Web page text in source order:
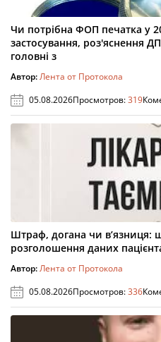
Чи потрібна ФОП печатка у
застосування, роз'яснення
головні з
Автор:Лента от Протокола
05.08.2026Просмотров:319
Штраф, догана чи в’язниця:
розголошення даних
Автор:Лента от Протокола
05.08.2026Просмотров:336